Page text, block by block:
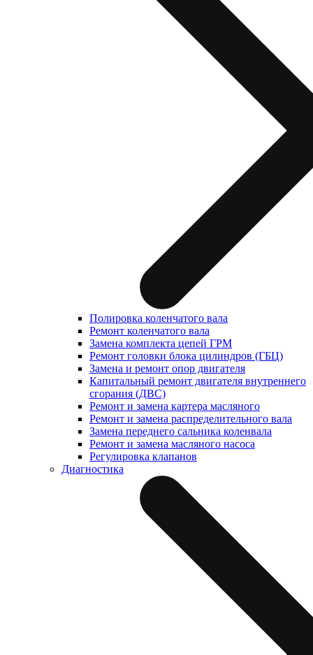
Полировка коленчатого вала
Ремонт коленчатого вала
Замена комплекта цепей ГРМ
Ремонт головки блока цилиндров (ГБЦ)
Замена и ремонт опор двигателя
Капитальный ремонт двигателя внутреннего
сгорания (ДВС)
Ремонт и замена картера масляного
Ремонт и замена распределительного вала
Замена переднего сальника коленвала
Ремонт и замена масляного насоса
Регулировка клапанов
Диагностика